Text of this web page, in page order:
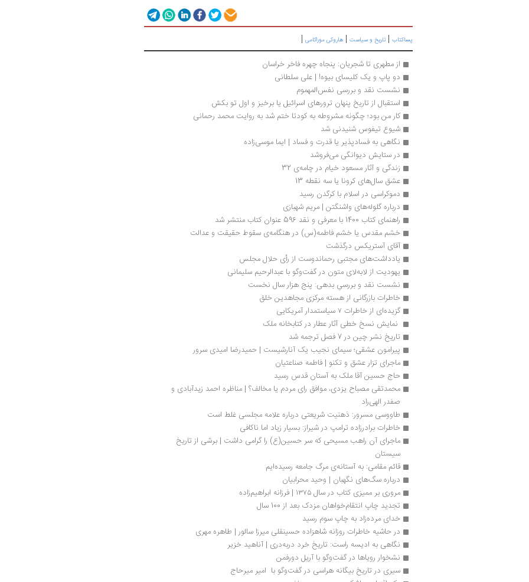
پساکتاب | تاریخ و سیاست | هاروکی موراکامی |
از مطهری تا شجریان: پنجاه چهره فاخر خراسان
دو پاپ و یک کلیسای بیوه! | علی سلطانی
نشست نقد و بررسی نفس‌المهموم
استقبال از تاریخ پنهان ترورهای اسرائیل یا برخیز و اول تو بکش
کار من بود؛ چگونه مشروطه به کودتا ختم شد به روایت محمد رحمانی
شیوع تیفوس شنیدنی شد
نگاهی به فسادپذیر یا قدرت و فساد | ایما موسی‌زاده
در ستایش دیوانگی می‌فروشد
زندگی و آثار مسعود خیام در چامه‌ی 32
عشق سال‌های ‌کرونا یا سه نقطه 13
دموکراسی در اسلام با کرگدن رسید
درباره گلوله‌های واشنگتن | مریم شهبازی
راهنمای کتاب 1400 با معرفی و نقد 596 عنوان کتاب منتشر شد
خشم مقدس یا خشم فاطمه(س) در هنگامه‌ی سقوط حقیقت و عدالت
آقای آستریکس درگذشت
یادداشت‌های مجتبی رحماندوست از رأی حلال مجلس
یهودیت از لابه‌لای متون در گفت‌وگو با عبدالرحیم سلیمانی
نشست نقد و بررسیِ بدهی: پنج هزار سال نخست
خاطرات بازرگانی از هسته مرکزی مجاهدین خلق
گزیده‌ای از خاطرات ۷ سیاستمدار آمریکایی
نمایش نسخ خطی آثار عطار در کتابخانه ملک
تاریخ نشر چین در 7 فصل ترجمه شد
پیرامون عشقی؛ سیمای نجیب یک آنارشیست | حمیدرضا امیدی سرور
ماجرای تزار عشق و تکنو | فاطمه صناعتیان
حاج حسین آقا ملک به آستان قدس رسید
صفدر الهی‏‌راد
طاووسی مسرور: ذهنیت شریعتی درباره علامه مجلسی غلط است
خاطرات برادرزاده ترامپ در شیراز: بسیار زیاد اما ناکافی
سیستان
قائم مقامی: به آستانه‌ی مرگ جامعه رسیده‌ایم
درباره سگ‌های نگهبان | وحید محرابیان
مروری بر ممیزی کتاب در سال ۱۳۷۵ | فرزانه ابراهیم‌زاده
تجدید چاپ انتقام‌خواهان مزدک بعد از 100 سال
خدای مرده‌زاد به چاپ سوم رسید
در حاشیه خاطرات روزانه شاهزاده حسینقلی میرزا سالور | طاهره مهری
نگاهی به ادیسه راست: تاریخ خرد دربه‌دری | آناهید خزیر
نشخوار رویاها در گفت‌وگو با آریل دورفمن
سیری در تاریخ بیگانه هراسی در گفت‌وگو با  امیر میرحاج